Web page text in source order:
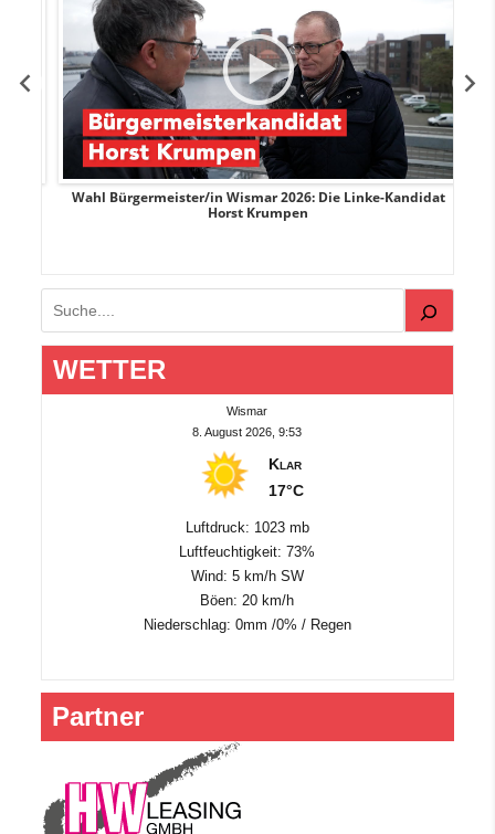
Wahl Bürgermeister/in Wismar 2026: Die Linke-Kandidat
Horst Krumpen
Suchen
WETTER
Wismar
8. August 2026, 9:53
Klar
17°C
Luftdruck: 1023 mb
Luftfeuchtigkeit: 73%
Wind: 5 km/h SW
Böen: 20 km/h
Niederschlag: 0mm /0% / Regen
Partner